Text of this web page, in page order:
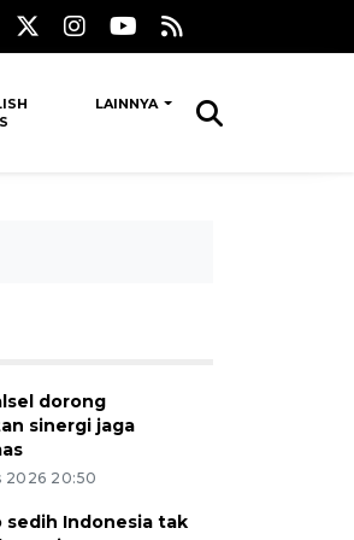
LAINNYA
dorong
sinergi jaga
2026 20:50
sedih Indonesia tak